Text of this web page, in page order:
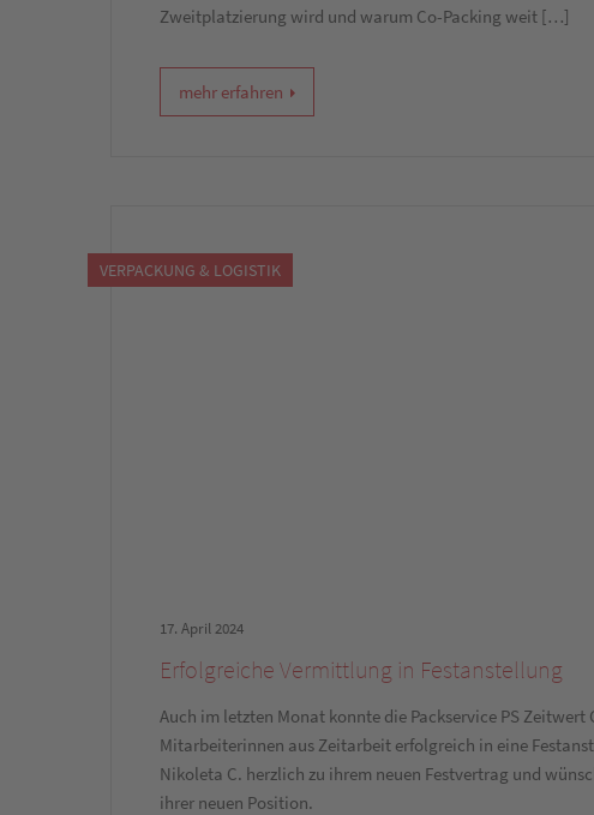
Zweitplatzierung wird und warum Co-Packing weit […]
mehr erfahren
VERPACKUNG & LOGISTIK
17. April 2024
Erfolgreiche Vermittlung in Festanstellung
Auch im letzten Monat konnte die Packservice PS Zeitwert
Mitarbeiterinnen aus Zeitarbeit erfolgreich in eine
Nikoleta C. herzlich zu ihrem neuen Festvertrag und
ihrer neuen Position.